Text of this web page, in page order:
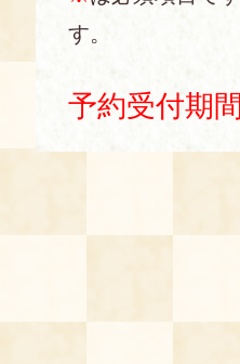
食の海
展示室
レ
団体
す。
予約受付期